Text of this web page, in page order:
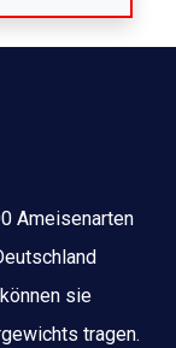
Ameisenarten
sie
tragen.